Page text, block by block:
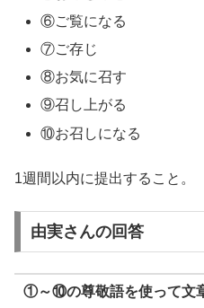
⑥ご覧になる
⑦ご存じ
⑧お気に召す
⑨召し上がる
⑩お召しになる
1週間以内に提出すること。
由実さんの回答
①～⑩の尊敬語を使って文